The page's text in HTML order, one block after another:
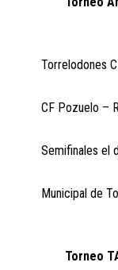
Torrelodones
CF Pozuelo –
Semifinales el
Municipal de
Torneo